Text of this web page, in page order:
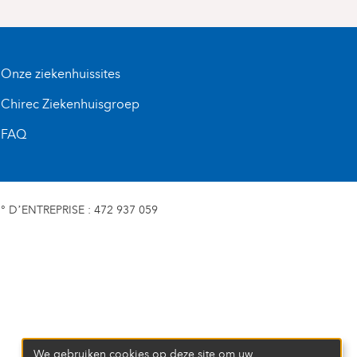
Onze ziekenhuissites
Chirec Ziekenhuisgroep
FAQ
D’ENTREPRISE : 472 937 059
We gebruiken cookies op deze site om uw